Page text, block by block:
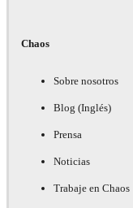
Chaos
Sobre nosotros
Blog (Inglés)
Prensa
Noticias
Trabaje en Chaos